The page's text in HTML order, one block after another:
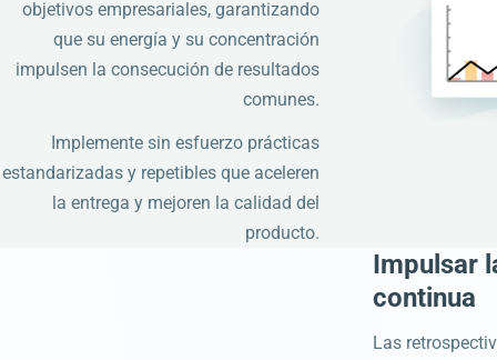
objetivos empresariales, garantizando
que su energía y su concentración
impulsen la consecución de resultados
comunes.
Implemente sin esfuerzo prácticas
estandarizadas y repetibles que aceleren
la entrega y mejoren la calidad del
producto.
Impulsar
continua
Las